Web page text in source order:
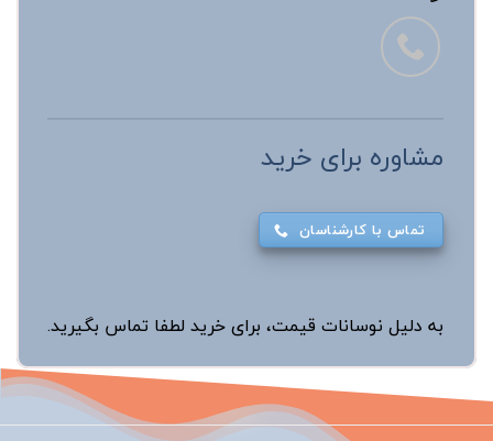
مشاوره برای خرید
تماس با کارشناسان
به دلیل نوسانات قیمت، برای خرید لطفا تماس بگیرید.